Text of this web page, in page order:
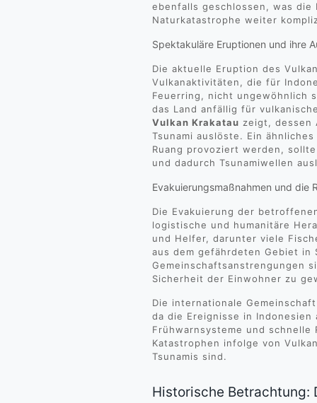
ebenfalls geschlossen, was
Naturkatastrophe weiter
Spektakuläre Eruptionen und ihre
Die aktuelle Eruption des
Vulkanaktivitäten, die für
Feuerring, nicht ungewöhnlich
das Land anfällig für
Vulkan Krakatau zeigt, dessen
Tsunami auslöste. Ein
Ruang provoziert werden,
und dadurch Tsunamiwellen
Evakuierungsmaßnahmen und die
Die Evakuierung der
logistische und humanitäre
und Helfer, darunter viele
aus dem gefährdeten Gebiet
Gemeinschaftsanstrengungen
Sicherheit der Einwohner zu
Die internationale
da die Ereignisse in
Frühwarnsysteme und
Katastrophen infolge von
Tsunamis sind.
Historische Betrachtung: